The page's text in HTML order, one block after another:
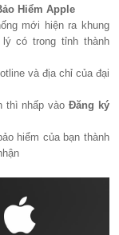
Hiểm Apple
mới hiện ra khung
có trong tỉnh thành
và địa chỉ của đại
nhấp vào Đăng ký
hiểm của bạn thành